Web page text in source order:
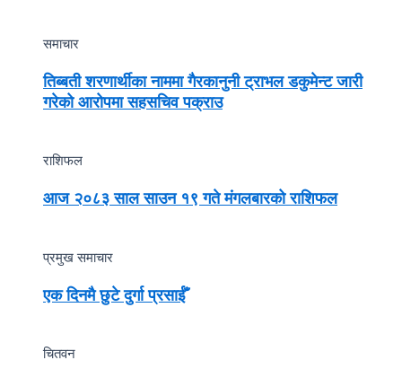
समाचार
तिब्बती शरणार्थीका नाममा गैरकानुनी ट्राभल डकुमेन्ट जारी
गरेको आरोपमा सहसचिव पक्राउ
राशिफल
आज २०८३ साल साउन १९ गते मंगलबारको राशिफल
प्रमुख समाचार
एक दिनमै छुटे दुर्गा प्रसाईँ
चितवन